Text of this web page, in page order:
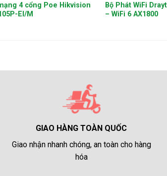
4 cổng Poe Hikvision
EI/M
Bộ Phát WiFi
– WiFi 6 AX1800
GIAO HÀNG TOÀN QUỐC
Giao nhận nhanh chóng, an toàn cho hàng
hóa